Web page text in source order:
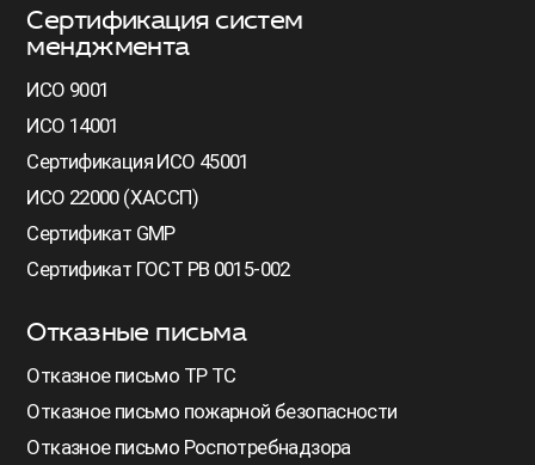
Сертификация систем
менджмента
ИСО 9001
ИСО 14001
Сертификация ИСО 45001
ИСО 22000 (ХАССП)
Сертификат GMP
Сертификат ГОСТ РВ 0015-002
Отказные письма
Отказное письмо ТР ТС
Отказное письмо пожарной безопасности
Отказное письмо Роспотребнадзора